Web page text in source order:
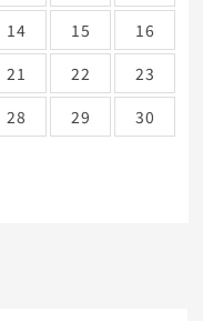
14 15
16
21 22
23
28 29
30